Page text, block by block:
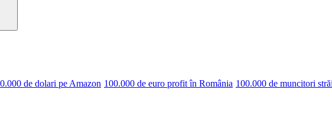
de dolari pe Amazon 100.000 de euro profit în România 100.000 de muncitori